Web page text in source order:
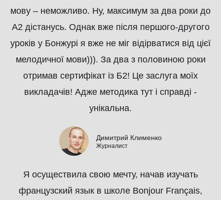
мову – неможливо. Ну, максимум за два роки до
А2 дістанусь. Однак вже після першого-другого
уроків у Бонжурі я вже не міг відірватися від цієї
мелодичної мови))). За два з половиною роки
отримав сертифікат із Б2! Це заслуга моїх
викладачів! Адже методика тут і справді -
унікальна.
Димитрий Клименко
Журналист
Я осуществила свою мечту, начав изучать
французский язык в школе Bonjour Français,